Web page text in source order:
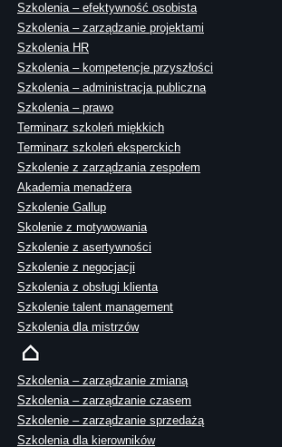
Szkolenia – efektywność osobista
Szkolenia – zarządzanie projektami
Szkolenia HR
Szkolenia – kompetencje przyszłości
Szkolenia – administracja publiczna
Szkolenia – prawo
Terminarz szkoleń miękkich
Terminarz szkoleń eksperckich
Szkolenie z zarządzania zespołem
Akademia menadżera
Szkolenie Gallup
Skolenie z motywowania
Szkolenie z asertywności
Szkolenie z negocjacji
Szkolenia z obsługi klienta
Szkolenie talent management
Szkolenia dla mistrzów
Szkolenia – zarządzanie zmianą
Szkolenia – zarządzanie czasem
Szkolenie – zarządzanie sprzedażą
Szkolenia dla kierowników